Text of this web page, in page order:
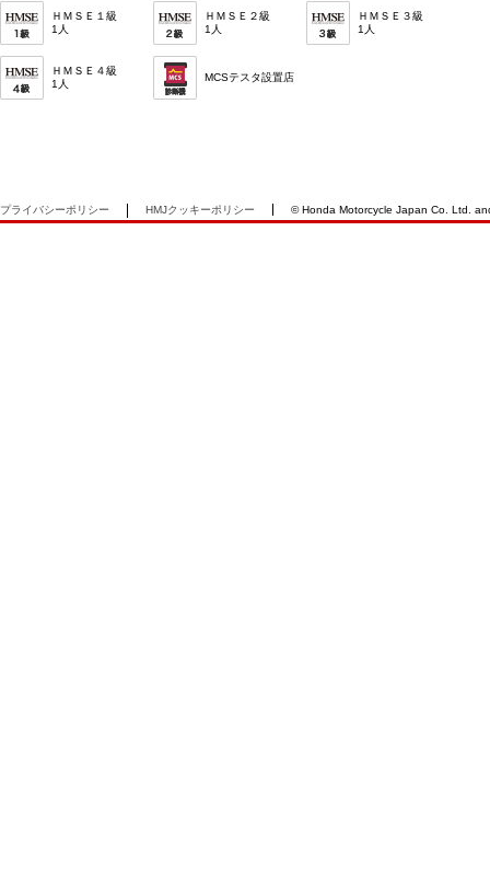
ＨＭＳＥ１級
1人
ＨＭＳＥ２級
1人
ＨＭＳＥ３級
1人
ＨＭＳＥ４級
1人
MCSテスタ設置店
プライバシーポリシー HMJクッキーポリシー © Honda Motorcycle Japan Co. Ltd.